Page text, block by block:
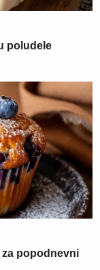
poludele
popodnevni